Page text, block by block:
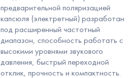
предварительной поляризацией
капсюля (электретный) разработан
под расширенный частотный
диапазон, способность работать с
высокими уровнями звукового
давления, быстрый переходной
отклик, прочность и компактность.